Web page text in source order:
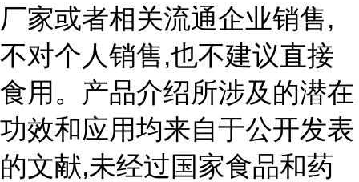
厂家或者相关流通企业销售,
不对个人销售,也不建议直接
食用。产品介绍所涉及的潜在
功效和应用均来自于公开发表
的文献,未经过国家食品和药